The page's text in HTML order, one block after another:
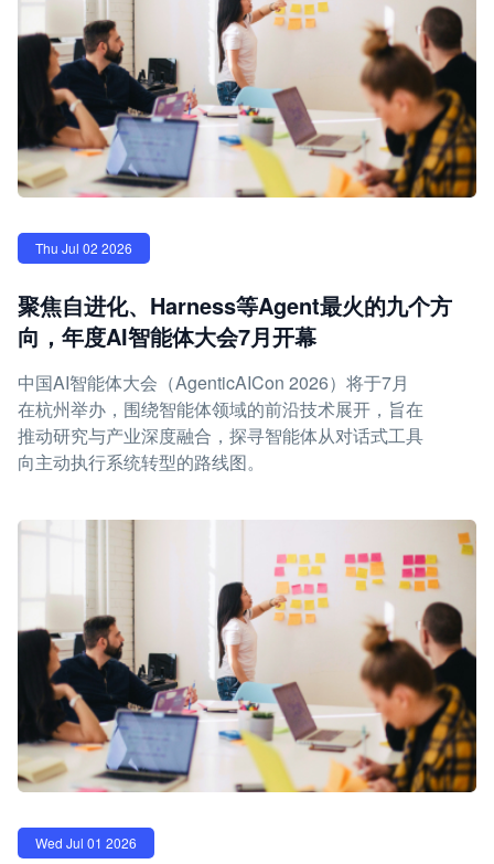
Thu Jul 02 2026
聚焦自进化、Harness等Agent最火的九个方
向，年度AI智能体大会7月开幕
中国AI智能体大会（AgenticAICon 2026）将于7月
在杭州举办，围绕智能体领域的前沿技术展开，旨在
推动研究与产业深度融合，探寻智能体从对话式工具
向主动执行系统转型的路线图。
Wed Jul 01 2026